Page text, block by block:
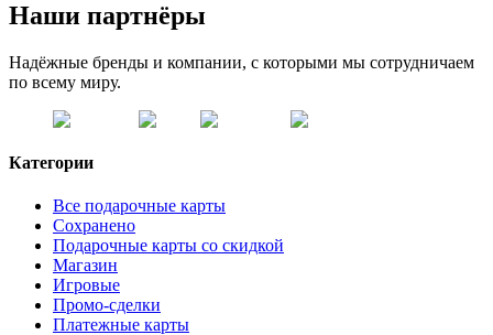
Наши партнёры
Надёжные бренды и компании, с которыми мы сотрудничаем
по всему миру.
Категории
Все подарочные карты
Сохранено
Подарочные карты со скидкой
Магазин
Игровые
Промо-сделки
Платежные карты